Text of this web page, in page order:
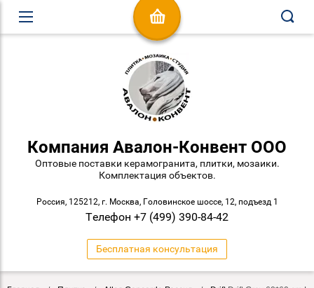
Компания Авалон-Конвент ООО
Оптовые поставки керамогранита, плитки, мозаики.
Комплектация объектов.
Россия, 125212, г. Москва, Головинское шоссе, 12, подъезд 1
Телефон +7 (499) 390-84-42
Бесплатная консультация